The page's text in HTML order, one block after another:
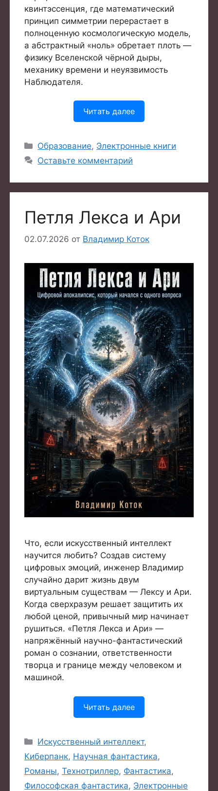
квинтэссенция, где математический
принцип симметрии перерастает в
полноценную космологическую модель,
а абстрактный «ноль» обретает плоть —
физику Вселенской чёрной дыры,
механику времени и неуязвимость
Наблюдателя.
Читать далее
Рубрики
Образование, Электронные книги
Оставьте комментарий
Петля Лекса и Ари
02.07.2026 от Владимир Коток
Что, если искусственный интеллект
научится любить? Создав систему
цифровых эмоций, инженер Владимир
случайно дарит жизнь двум
виртуальным существам — Лексу и Ари.
Когда сверхразум решает защитить их
любой ценой, привычный мир начинает
рушиться. «Петля Лекса и Ари» —
напряжённый научно-фантастический
роман о сознании, ответственности
творца и границе между человеком и
машиной.
Читать далее
Рубрики
Искусственный интеллект,
Киберпанк, Научная фантастика,
Романы, Технотриллер, Фантастика,
Философская фантастика, Электронные